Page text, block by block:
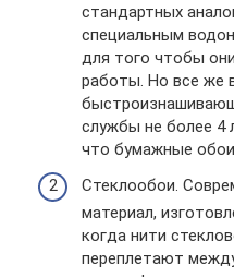
стандартных
специальным
для того чтобы
работы. Но все же
службы не более 4
что бумажные
Стеклообои.
материал,
когда нити
переплетают